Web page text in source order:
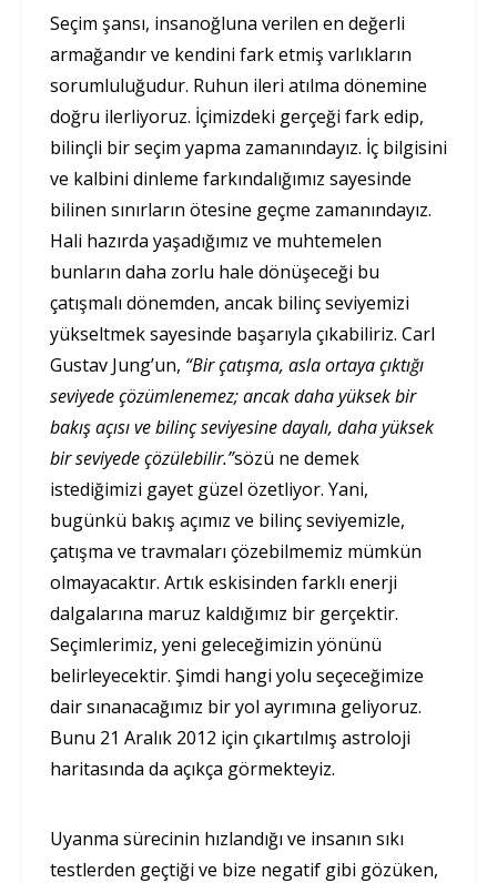
Seçim şansı, insanoğluna verilen en değerli
armağandır ve kendini fark etmiş varlıkların
sorumluluğudur. Ruhun ileri atılma dönemine
doğru ilerliyoruz. İçimizdeki gerçeği fark edip,
bilinçli bir seçim yapma zamanındayız. İç bilgisini
ve kalbini dinleme farkındalığımız sayesinde
bilinen sınırların ötesine geçme zamanındayız.
Hali hazırda yaşadığımız ve muhtemelen
bunların daha zorlu hale dönüşeceği bu
çatışmalı dönemden, ancak bilinç seviyemizi
yükseltmek sayesinde başarıyla çıkabiliriz. Carl
Gustav Jung’un, “Bir çatışma, asla ortaya çıktığı
seviyede çözümlenemez; ancak daha yüksek bir
bakış açısı ve bilinç seviyesine dayalı, daha yüksek
bir seviyede çözülebilir.”sözü ne demek
istediğimizi gayet güzel özetliyor. Yani,
bugünkü bakış açımız ve bilinç seviyemizle,
çatışma ve travmaları çözebilmemiz mümkün
olmayacaktır. Artık eskisinden farklı enerji
dalgalarına maruz kaldığımız bir gerçektir.
Seçimlerimiz, yeni geleceğimizin yönünü
belirleyecektir. Şimdi hangi yolu seçeceğimize
dair sınanacağımız bir yol ayrımına geliyoruz.
Bunu 21 Aralık 2012 için çıkartılmış astroloji
haritasında da açıkça görmekteyiz.
Uyanma sürecinin hızlandığı ve insanın sıkı
testlerden geçtiği ve bize negatif gibi gözüken,